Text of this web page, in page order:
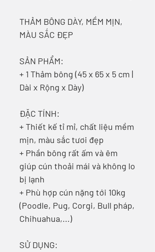
THẢM BÔNG DÀY, MỀM MỊN,
MÀU SẮC ĐẸP
SẢN PHẨM:
+ 1 Thảm bông (45 x 65 x 5 cm |
Dài x Rộng x Dày)
ĐẶC TÍNH:
+ Thiết kế tỉ mỉ, chất liệu mềm
mịn, màu sắc tươi đẹp
+ Phần bông rất ấm và êm
giúp cún thoải mái và không lo
bị lạnh
+ Phù hợp cún nặng tới 10kg
(Poodle, Pug, Corgi, Bull pháp,
Chihuahua,...)
SỬ DỤNG: